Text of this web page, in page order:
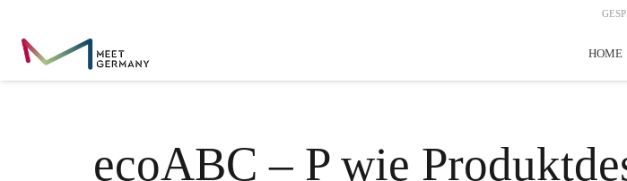
HOME
ecoABC – P wie